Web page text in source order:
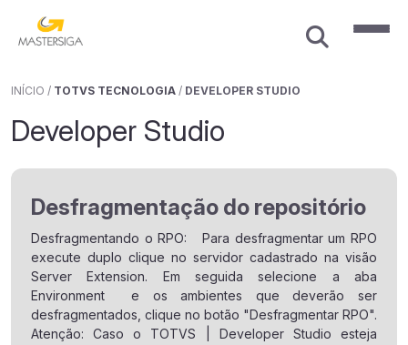
INÍCIO / TOTVS TECNOLOGIA / DEVELOPER STUDIO
Developer Studio
Desfragmentação do repositório
Desfragmentando o RPO: Para desfragmentar um RPO
execute duplo clique no servidor cadastrado na visão
Server Extension. Em seguida selecione a aba
Environment e os ambientes que deverão ser
desfragmentados, clique no botão "Desfragmentar RPO".
Atenção: Caso o TOTVS | Developer Studio esteja